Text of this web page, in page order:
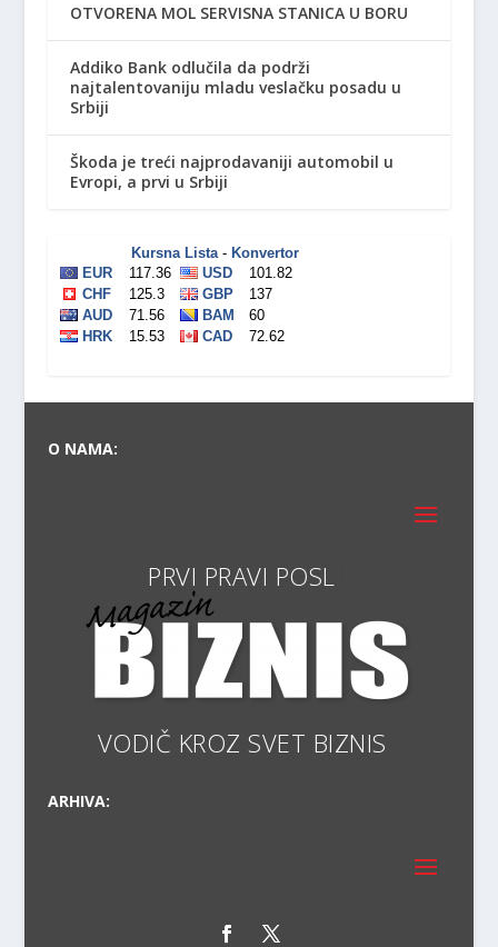
OTVORENA MOL SERVISNA STANICA U BORU
Addiko Bank odlučila da podrži
najtalentovaniju mladu veslačku posadu u
Srbiji
Škoda je treći najprodavaniji automobil u
Evropi, a prvi u Srbiji
O NAMA:
PRV
VODIČ KRO
ARHIVA: